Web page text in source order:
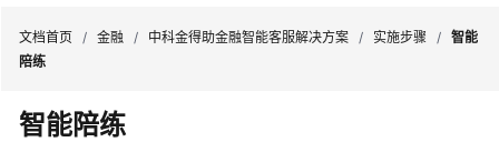
中
科
文档首页 / 金融 / 中科金得助金融智能客服解决方案 / 实施步骤 / 智能
陪练
智能陪练